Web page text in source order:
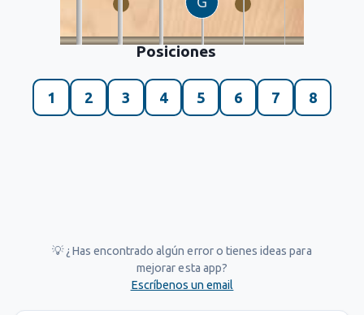
Posiciones
1 2 3 4 5 6 7 8
💡 ¿Has encontrado algún error o tienes ideas para
mejorar esta app?
Escríbenos un email